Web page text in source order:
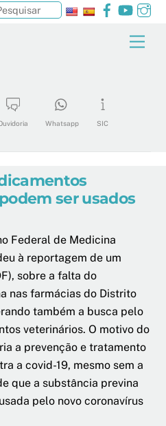
Facebook
Whatsapp SIC
Pesquisar
ser usados
Federal de Medicina
à reportagem de um
sobre a falta do
nas farmácias do Distrito
também a busca pelo
veterinários. O motivo do
a prevenção e tratamento
a covid-19, mesmo sem a
que a substância previna
pelo novo coronavírus